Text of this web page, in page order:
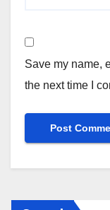
Save my name,
the next time I